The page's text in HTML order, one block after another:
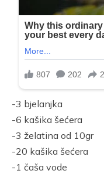
-3 bjelanjka
-6 kašika šećera
-3 želatina od 10gr
-20 kašika šećera
-1 čaša vode